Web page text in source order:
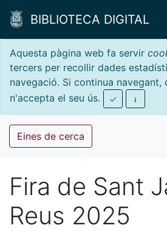
BIBLIOTECA DIGITAL
Aquesta pàgina web fa servir
tercers per recollir dades
navegació. Si continua navegant,
n'accepta el seu ús.
Eines de cerca
Fira de Sant
Reus 2025